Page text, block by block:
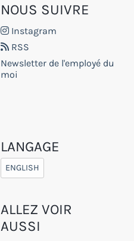
NOUS SUIVRE
Instagram
RSS
Newsletter de l'employé du
moi
LANGAGE
ENGLISH
ALLEZ VOIR
AUSSI